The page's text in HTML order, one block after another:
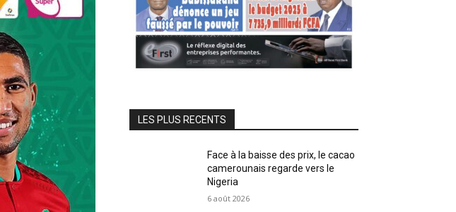
LES PLUS RECENTS
Face à la baisse des prix, le cacao
camerounais regarde vers le
Nigeria
6 août 2026